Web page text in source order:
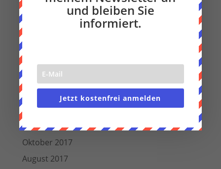
Oktober 2018
September 2018
August 2018
Juli 2018
Juni 2018
März 2018
Dezember 2017
November 2017
Oktober 2017
August 2017
und bleiben Sie
informiert.
Jetzt kostenfrei anmelden